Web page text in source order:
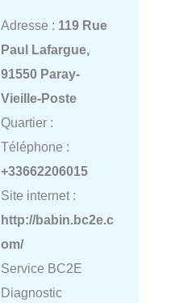
Adresse : 119 Rue
Paul Lafargue,
91550 Paray-
Vieille-Poste
Quartier :
Téléphone :
+33662206015
Site internet :
http://babin.bc2e.c
om/
Service BC2E
Diagnostic